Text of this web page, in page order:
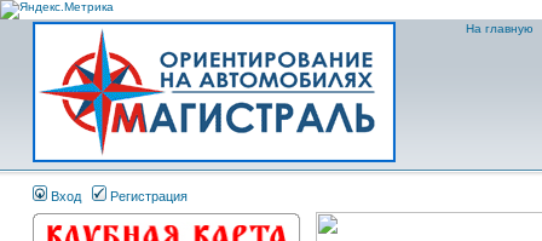
На главную
Вход Регистрация